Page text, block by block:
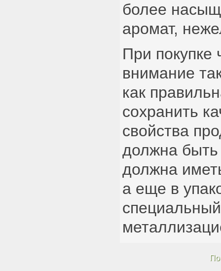
более
аромат,
При покупке
внимание
как
сохранить
свойства
должна быть
должна
а еще в